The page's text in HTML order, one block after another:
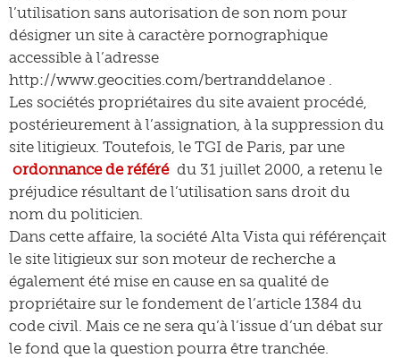
l’utilisation sans autorisation de son nom pour
désigner un site à caractère pornographique
accessible à l’adresse
http://www.geocities.com/bertranddelanoe .
Les sociétés propriétaires du site avaient procédé,
postérieurement à l’assignation, à la suppression du
site litigieux. Toutefois, le TGI de Paris, par une
ordonnance de référé du 31 juillet 2000, a retenu le
préjudice résultant de l’utilisation sans droit du
nom du politicien.
Dans cette affaire, la société Alta Vista qui référençait
le site litigieux sur son moteur de recherche a
également été mise en cause en sa qualité de
propriétaire sur le fondement de l’article 1384 du
code civil. Mais ce ne sera qu’à l’issue d’un débat sur
le fond que la question pourra être tranchée.